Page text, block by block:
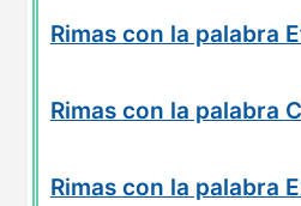
Rimas con la palabra
Rimas con la palabra
Rimas con la palabra